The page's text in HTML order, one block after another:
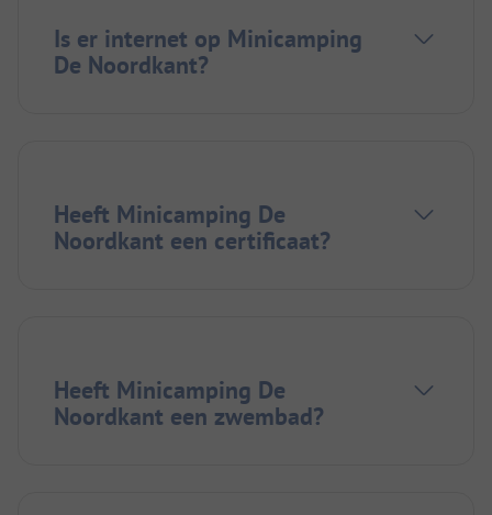
Is er internet op Minicamping
De Noordkant?
Heeft Minicamping De
Noordkant een certificaat?
Heeft Minicamping De
Noordkant een zwembad?